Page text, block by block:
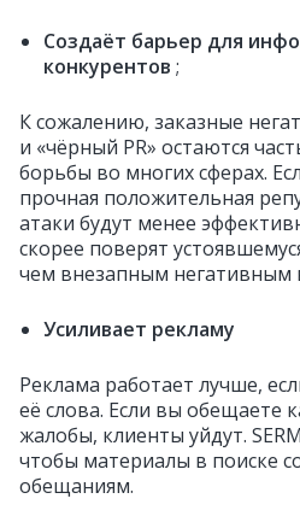
Создаёт барьер для
конкурентов ;
К сожалению, заказные
и «чёрный PR» остаются
борьбы во многих сферах.
прочная положительная
атаки будут менее
скорее поверят
чем внезапным негативным
Усиливает рекламу
Реклама работает лучше,
её слова. Если вы обещаете
жалобы, клиенты уйдут.
чтобы материалы в поиске
обещаниям.